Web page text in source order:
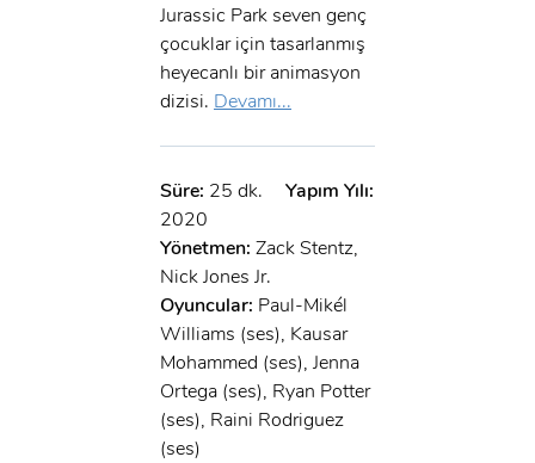
Jurassic Park seven genç
çocuklar için tasarlanmış
heyecanlı bir animasyon
dizisi. Devamı...
Süre: 25 dk.
Yapım Yılı:
2020
Yönetmen: Zack Stentz,
Nick Jones Jr.
Oyuncular: Paul-Mikél
Williams (ses), Kausar
Mohammed (ses), Jenna
Ortega (ses), Ryan Potter
(ses), Raini Rodriguez
(ses)